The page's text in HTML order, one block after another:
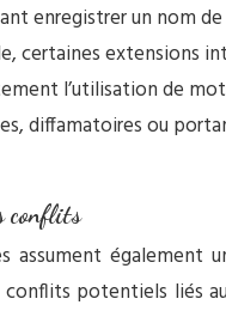
enregistrer un nom
certaines extensions
l’utilisation de
diffamatoires ou
conflits
assument également
potentiels liés